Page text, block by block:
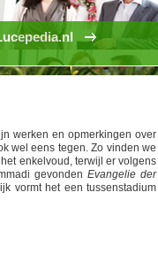
werken en opmerkingen over
wel eens tegen. Zo vinden we
enkelvoud, terwijl er volgens
gevondenEvangelie der
vormt het een tussenstadium